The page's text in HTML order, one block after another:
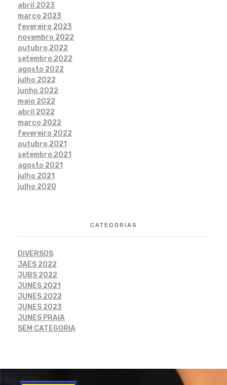
abril 2023
março 2023
fevereiro 2023
novembro 2022
outubro 2022
setembro 2022
agosto 2022
julho 2022
junho 2022
maio 2022
abril 2022
março 2022
fevereiro 2022
outubro 2021
setembro 2021
agosto 2021
julho 2021
julho 2020
CATEGORIAS
DIVERSOS
JAES 2022
JUBS 2022
JUNES 2021
JUNES 2022
JUNES 2023
JUNES PRAIA
SEM CATEGORIA